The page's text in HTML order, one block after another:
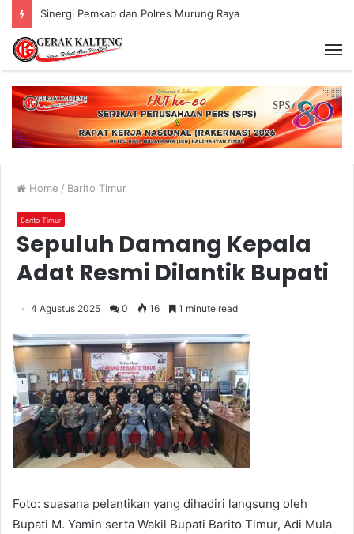
Sinergi Pemkab dan Polres Murung Raya
Home / Barito Timur
Barito Timur
Sepuluh Damang Kepala
Adat Resmi Dilantik Bupati
4 Agustus 2025 0 16 1 minute read
Foto: suasana pelantikan yang dihadiri langsung oleh
Bupati M. Yamin serta Wakil Bupati Barito Timur, Adi Mula